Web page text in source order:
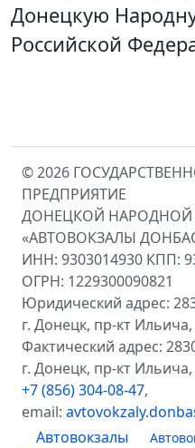
Донецкую
Российской
© 2026
ПРЕДПРИЯТИЕ
ДОНЕЦКОЙ НАРОДНОЙ
«АВТОВОКЗАЛЫ
ИНН: 9303014930 КПП:
ОГРН: 1229300090821
Юридический адрес:
г. Донецк, пр-кт Ильича,
Фактический адрес:
г. Донецк, пр-кт Ильича,
+7 (856) 304-08-47,
email:
Автовокзалы